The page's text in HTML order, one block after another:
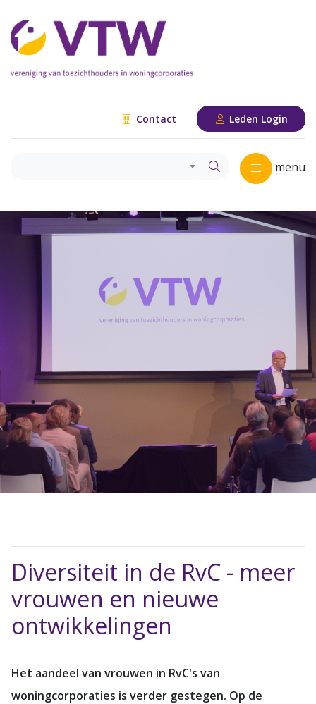
Contact Leden Login
menu
Diversiteit in de RvC - meer
vrouwen en nieuwe
ontwikkelingen
Het aandeel van vrouwen in RvC's van
woningcorporaties is verder gestegen. Op de